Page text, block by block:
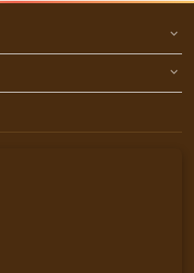
expand_more
expand_more